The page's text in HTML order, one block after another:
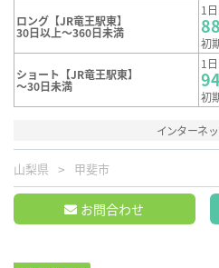
ロング【JR竜王駅東】
30日以上～360日未満
1
初
ショート【JR竜王駅東】
～30日未満
1
初
インターネ
山梨県 甲斐市
お問合わせ